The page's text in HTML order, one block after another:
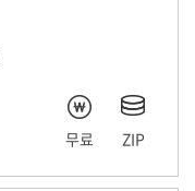
무료 ZIP